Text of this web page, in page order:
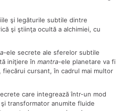
şi legăturile subtile dintre
şi ştiinţa ocultă a alchimiei, cu
-ele secrete ale sferelor subtile
iniţiere în mantra-ele planetare va fi
fiecărui cursant, în cadrul mai multor
care integrează într-un mod
transformator anumite fluide